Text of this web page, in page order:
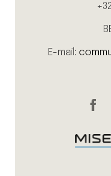
E-mail: